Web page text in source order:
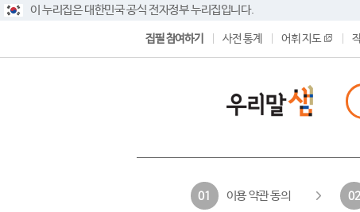
이 누리집은 대한민국 공식 전자정부 누리집입니다.
집필 참여하기 사전 통계 어휘 지도
01 이용 약관 동의 02